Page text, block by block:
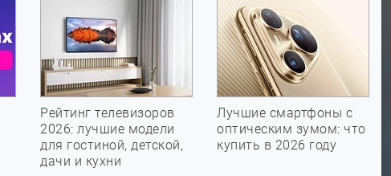
Рейтинг телевизоров
2026: лучшие модели
для гостиной, детской,
дачи и кухни
Лучшие смартфоны с
оптическим зумом: что
купить в 2026 году